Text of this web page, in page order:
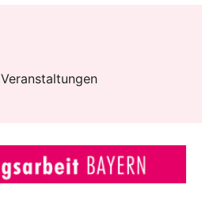
Veranstaltungen